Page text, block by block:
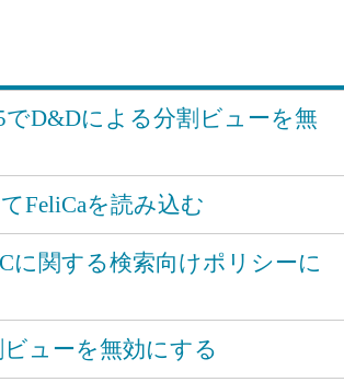
でD&Dによる分割ビューを無
FeliCaを読み込む
に関する検索向けポリシーに
ビューを無効にする